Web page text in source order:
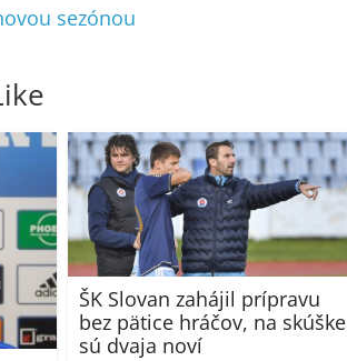
sezónou
ŠK Slovan zahájil prípravu
bez pätice hráčov, na skúške
sú dvaja noví